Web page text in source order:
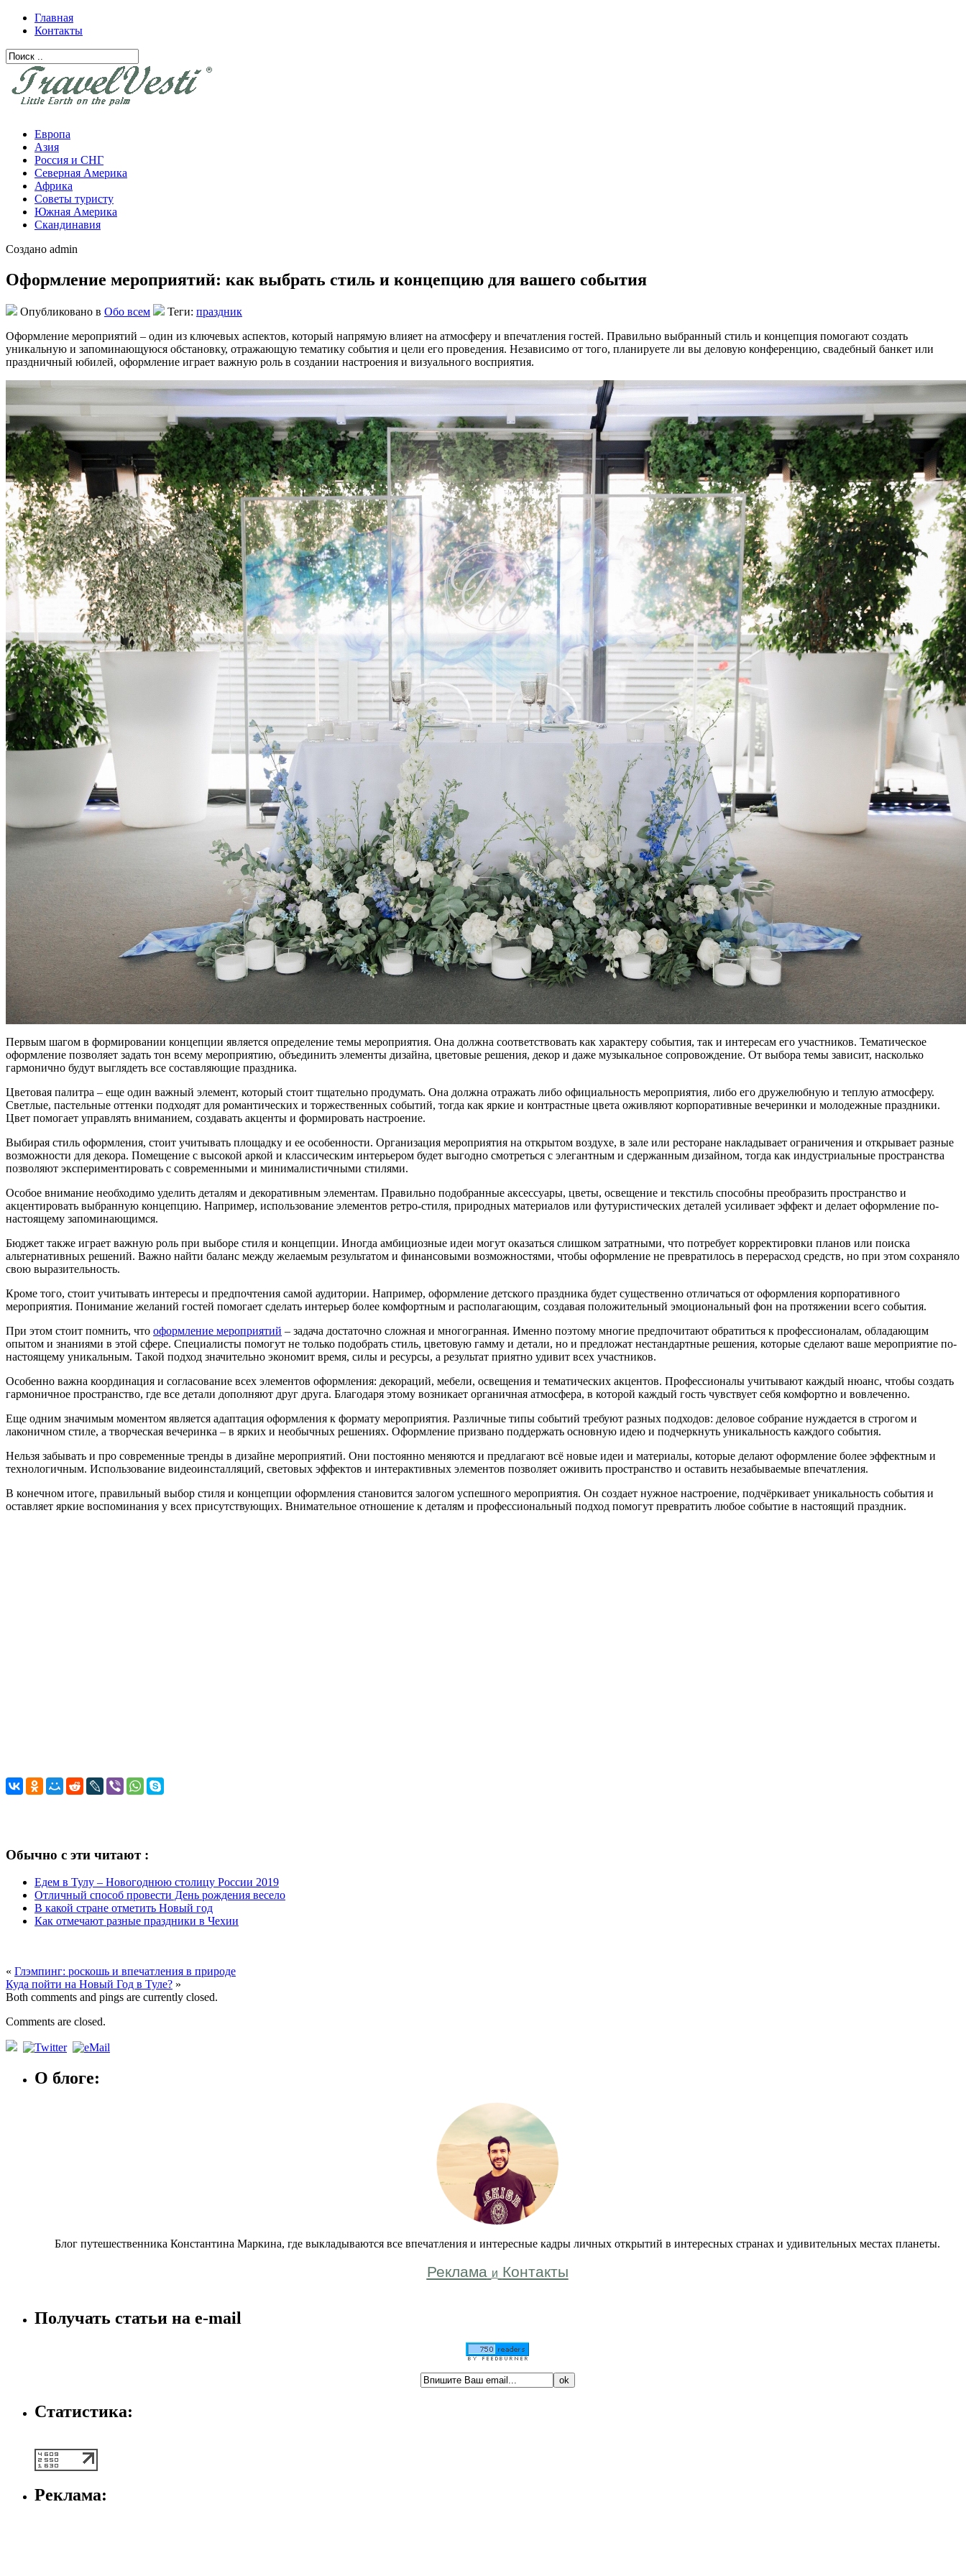
Главная
Контакты
Европа
Азия
Россия и СНГ
Северная Америка
Африка
Советы туристу
Южная Америка
Скандинавия
Создано admin
Оформление мероприятий: как выбрать стиль и концепцию для вашего события
Опубликовано в Обо всем Теги: праздник
Оформление мероприятий – один из ключевых аспектов, который напрямую влияет на атмосферу и впечатления гостей. Правильно выбранный стиль и концепция помогают создать
уникальную и запоминающуюся обстановку, отражающую тематику события и цели его проведения. Независимо от того, планируете ли вы деловую конференцию, свадебный банкет или
праздничный юбилей, оформление играет важную роль в создании настроения и визуального восприятия.
Первым шагом в формировании концепции является определение темы мероприятия. Она должна соответствовать как характеру события, так и интересам его участников. Тематическое
оформление позволяет задать тон всему мероприятию, объединить элементы дизайна, цветовые решения, декор и даже музыкальное сопровождение. От выбора темы зависит, насколько
гармонично будут выглядеть все составляющие праздника.
Цветовая палитра – еще один важный элемент, который стоит тщательно продумать. Она должна отражать либо официальность мероприятия, либо его дружелюбную и теплую атмосферу.
Светлые, пастельные оттенки подходят для романтических и торжественных событий, тогда как яркие и контрастные цвета оживляют корпоративные вечеринки и молодежные праздники.
Цвет помогает управлять вниманием, создавать акценты и формировать настроение.
Выбирая стиль оформления, стоит учитывать площадку и ее особенности. Организация мероприятия на открытом воздухе, в зале или ресторане накладывает ограничения и открывает разные
возможности для декора. Помещение с высокой аркой и классическим интерьером будет выгодно смотреться с элегантным и сдержанным дизайном, тогда как индустриальные пространства
позволяют экспериментировать с современными и минималистичными стилями.
Особое внимание необходимо уделить деталям и декоративным элементам. Правильно подобранные аксессуары, цветы, освещение и текстиль способны преобразить пространство и
акцентировать выбранную концепцию. Например, использование элементов ретро-стиля, природных материалов или футуристических деталей усиливает эффект и делает оформление по-
настоящему запоминающимся.
Бюджет также играет важную роль при выборе стиля и концепции. Иногда амбициозные идеи могут оказаться слишком затратными, что потребует корректировки планов или поиска
альтернативных решений. Важно найти баланс между желаемым результатом и финансовыми возможностями, чтобы оформление не превратилось в перерасход средств, но при этом сохраняло
свою выразительность.
Кроме того, стоит учитывать интересы и предпочтения самой аудитории. Например, оформление детского праздника будет существенно отличаться от оформления корпоративного
мероприятия. Понимание желаний гостей помогает сделать интерьер более комфортным и располагающим, создавая положительный эмоциональный фон на протяжении всего события.
При этом стоит помнить, что оформление мероприятий – задача достаточно сложная и многогранная. Именно поэтому многие предпочитают обратиться к профессионалам, обладающим
опытом и знаниями в этой сфере. Специалисты помогут не только подобрать стиль, цветовую гамму и детали, но и предложат нестандартные решения, которые сделают ваше мероприятие по-
настоящему уникальным. Такой подход значительно экономит время, силы и ресурсы, а результат приятно удивит всех участников.
Особенно важна координация и согласование всех элементов оформления: декораций, мебели, освещения и тематических акцентов. Профессионалы учитывают каждый нюанс, чтобы создать
гармоничное пространство, где все детали дополняют друг друга. Благодаря этому возникает органичная атмосфера, в которой каждый гость чувствует себя комфортно и вовлеченно.
Еще одним значимым моментом является адаптация оформления к формату мероприятия. Различные типы событий требуют разных подходов: деловое собрание нуждается в строгом и
лаконичном стиле, а творческая вечеринка – в ярких и необычных решениях. Оформление призвано поддержать основную идею и подчеркнуть уникальность каждого события.
Нельзя забывать и про современные тренды в дизайне мероприятий. Они постоянно меняются и предлагают всё новые идеи и материалы, которые делают оформление более эффектным и
технологичным. Использование видеоинсталляций, световых эффектов и интерактивных элементов позволяет оживить пространство и оставить незабываемые впечатления.
В конечном итоге, правильный выбор стиля и концепции оформления становится залогом успешного мероприятия. Он создает нужное настроение, подчёркивает уникальность события и
оставляет яркие воспоминания у всех присутствующих. Внимательное отношение к деталям и профессиональный подход помогут превратить любое событие в настоящий праздник.
Обычно с эти читают :
Едем в Тулу – Новогоднюю столицу России 2019
Отличный способ провести День рождения весело
В какой стране отметить Новый год
Как отмечают разные праздники в Чехии
« Глэмпинг: роскошь и впечатления в природе
Куда пойти на Новый Год в Туле? »
Both comments and pings are currently closed.
Comments are closed.
О блоге:
Блог путешественника Константина Маркина, где выкладываются все впечатления и интересные кадры личных открытий в интересных странах и удивительных местах планеты.
Реклама и Контакты
Получать статьи на e-mаil
Статистика:
Реклама: